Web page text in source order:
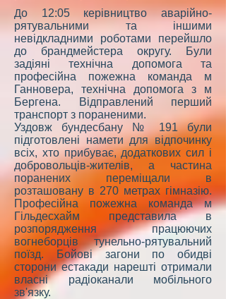
До 12:05 керівництво аварійно-
рятувальними та іншими
невідкладними роботами перейшло
до брандмейстера округу. Були
задіяні технічна допомога та
професійна пожежна команда м
Ганновера, технічна допомога з м
Бергена. Відправлений перший
транспорт з пораненими.
Уздовж бундесбану № 191 були
підготовлені намети для відпочинку
всіх, хто прибуває, додаткових сил і
добровольців-жителів, а частина
поранених переміщали в
розташовану в 270 метрах гімназію.
Професійна пожежна команда м
Гільдесхайм представила в
розпорядження працюючих
вогнеборців тунельно-рятувальний
поїзд. Бойові загони по обидві
сторони естакади нарешті отримали
власні радіоканали мобільного
зв'язку.